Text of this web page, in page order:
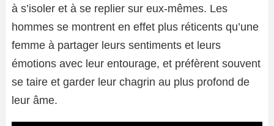
à s’isoler et à se replier sur eux-mêmes. Les
hommes se montrent en effet plus réticents qu’une
femme à partager leurs sentiments et leurs
émotions avec leur entourage, et préfèrent souvent
se taire et garder leur chagrin au plus profond de
leur âme.